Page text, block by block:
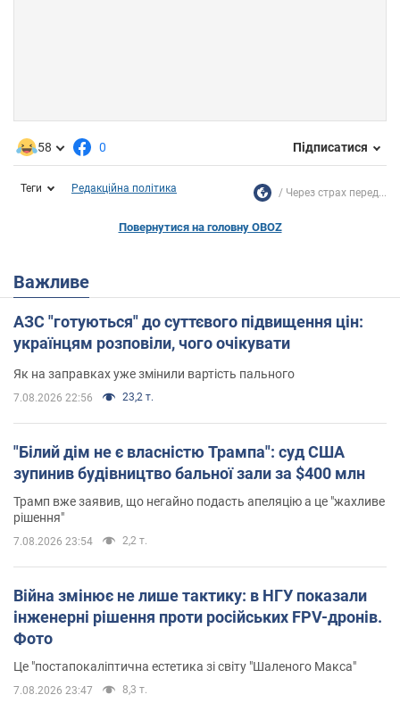
58 0 Підписатися
Теги Редакційна політика Через страх перед...
Повернутися на головну OBOZ
Важливе
АЗС "готуються" до суттєвого підвищення цін:
українцям розповіли, чого очікувати
Як на заправках уже змінили вартість пального
7.08.2026 22:56 23,2 т.
"Білий дім не є власністю Трампа": суд США
зупинив будівництво бальної зали за $400 млн
Трамп вже заявив, що негайно подасть апеляцію а це "жахливе
рішення"
7.08.2026 23:54 2,2 т.
Війна змінює не лише тактику: в НГУ показали
інженерні рішення проти російських FPV-дронів.
Фото
Це "постапокаліптична естетика зі світу "Шаленого Макса"
7.08.2026 23:47 8,3 т.